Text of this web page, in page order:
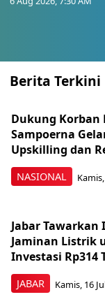
Berita Terkini
NASIONAL
Dukung Korban
Sampoerna
Upskilling dan
JABAR
Jabar
Jaminan Listrik
Investasi Rp314
Kamis, 16